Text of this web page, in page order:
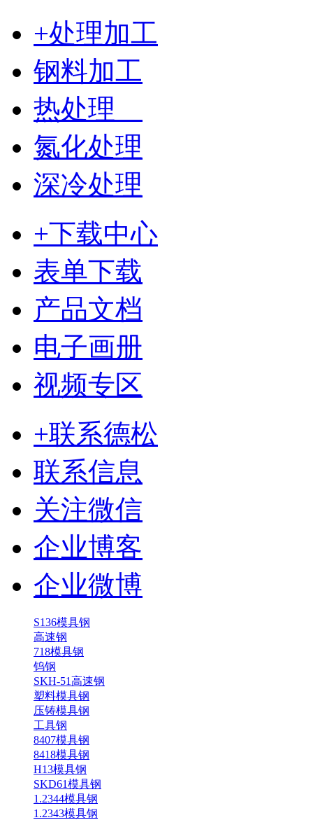
+处理加工
钢料加工
热处理
氮化处理
深冷处理
+下载中心
表单下载
产品文档
电子画册
视频专区
+联系德松
联系信息
关注微信
企业博客
企业微博
S136模具钢
高速钢
718模具钢
钨钢
SKH-51高速钢
塑料模具钢
压铸模具钢
工具钢
8407模具钢
8418模具钢
H13模具钢
SKD61模具钢
1.2344模具钢
1.2343模具钢